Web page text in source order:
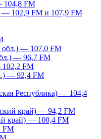
104,8 FM
102,9 FM и 107,9 FM
обл.) — 107,0 FM
— 96,7 FM
FM
— 92,4 FM
Республика) — 104,4
край) — 94,2 FM
край) — 100,4 FM
FM